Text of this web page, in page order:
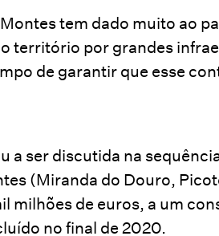
tem dado muito ao
território por grandes
de garantir que esse
a ser discutida na
(Miranda do Douro,
milhões de euros, a um
no final de 2020.